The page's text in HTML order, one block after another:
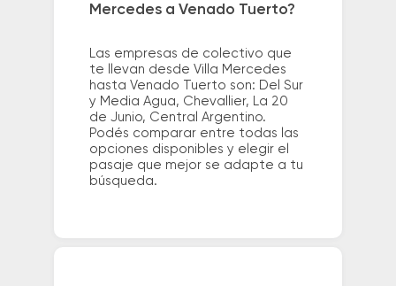
Mercedes a Venado Tuerto?
Las empresas de colectivo que
te llevan desde Villa Mercedes
hasta Venado Tuerto son: Del Sur
y Media Agua, Chevallier, La 20
de Junio, Central Argentino.
Podés comparar entre todas las
opciones disponibles y elegir el
pasaje que mejor se adapte a tu
búsqueda.